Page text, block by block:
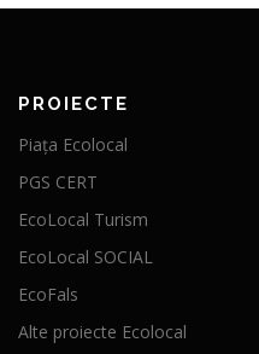
PROIECTE
Piața Ecolocal
PGS CERT
EcoLocal Turism
EcoLocal SOCIAL
EcoFals
Alte proiecte Ecolocal